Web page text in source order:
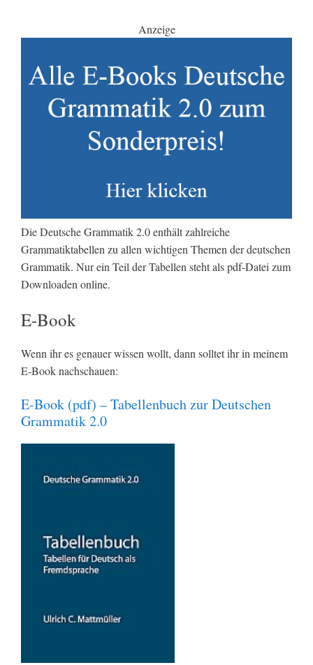
Anzeige
Die Deutsche Grammatik 2.0 enthält zahlreiche
Grammatiktabellen zu allen wichtigen Themen der deutschen
Grammatik. Nur ein Teil der Tabellen steht als pdf-Datei zum
Downloaden online.
E-Book
Wenn ihr es genauer wissen wollt, dann solltet ihr in meinem
E-Book nachschauen:
E-Book (pdf) – Tabellenbuch zur Deutschen
Grammatik 2.0